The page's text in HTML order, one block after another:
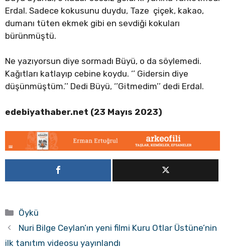
Erdal. Sadece kokusunu duydu, Taze çiçek, kakao,
dumanı tüten ekmek gibi en sevdiği kokuları
bürünmüştü.
Ne yazıyorsun diye sormadı Büyü, o da söylemedi.
Kağıtları katlayıp cebine koydu. ‘’ Gidersin diye
düşünmüştüm.’’ Dedi Büyü, ‘’Gitmedim’’ dedi Erdal.
edebiyathaber.net (23 Mayıs 2023)
Kategoriler
Öykü
Nuri Bilge Ceylan’ın yeni filmi Kuru Otlar Üstüne’nin
ilk tanıtım videosu yayınlandı